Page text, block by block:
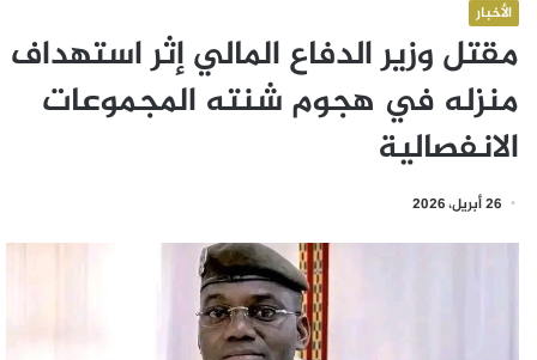
الأخبار
مقتل وزير الدفاع المالي إثر استهداف
منزله في هجوم شنته المجموعات
الانفصالية
26 أبريل، 2026